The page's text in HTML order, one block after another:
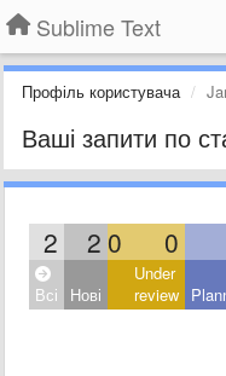
Sublime Text
Профіль користувача
Ваші запити по
2 2 0 0
Всі Нові
Under
review